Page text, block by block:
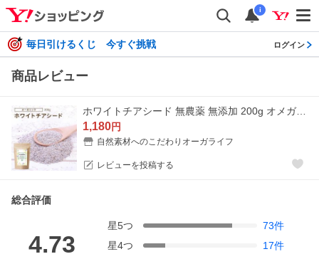
i
毎日引けるくじ 今すぐ挑戦 ログイン
商品レビュー
ホワイトチアシード 無農薬 無添加 200g オメガ3 食物繊維 たんぱく質 スーパーフード 健康食品 美容 サプリ 食べ物 簡単 栄養 レシピ 食品 サルバチア
1,180円
自然素材へのこだわりオーガライフ
レビューを投稿する
総合評価
4.73
星5つ 73件
星4つ 17件